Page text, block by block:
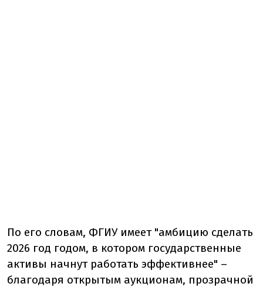
По его словам, ФГИУ имеет "амбицию сделать
2026 год годом, в котором государственные
активы начнут работать эффективнее" –
благодаря открытым аукционам, прозрачной